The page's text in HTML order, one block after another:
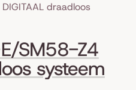
draadloos
SM58-Z4
systeem